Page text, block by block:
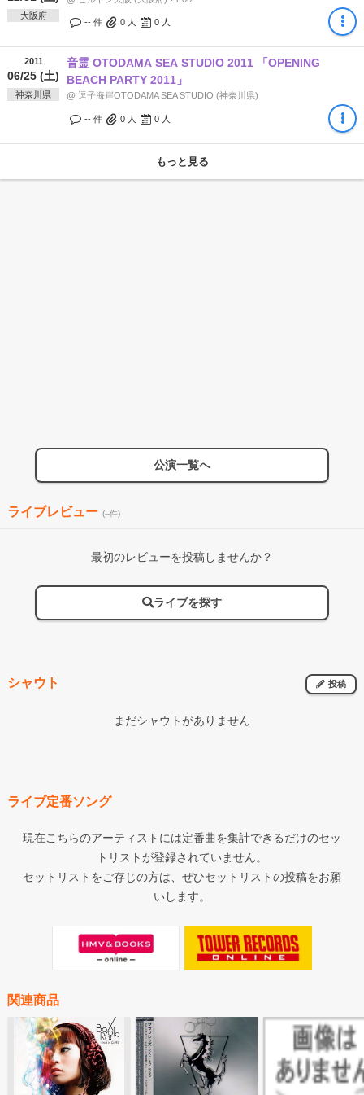
大阪府
-- 件 0 人 0 人
2011
06/25 (土)
神奈川県
音霊 OTODAMA SEA STUDIO 2011 「OPENING
BEACH PARTY 2011」
@ 逗子海岸OTODAMA SEA STUDIO (神奈川県)
-- 件 0 人 0 人
もっと見る
公演一覧へ
ライブレビュー (--件)
最初のレビューを投稿しませんか？
ライブを探す
シャウト 投稿
まだシャウトがありません
ライブ定番ソング
現在こちらのアーティストには定番曲を集計できるだけのセッ
トリストが登録されていません。
セットリストをご存じの方は、ぜひセットリストの投稿をお願
いします。
関連商品